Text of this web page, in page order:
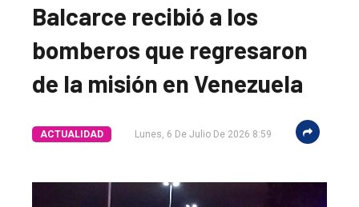
único
Balcarce recibió a los
bomberos que regresaron
de la misión en Venezuela
ACTUALIDAD Lunes, 6 De Julio De 2026 8:59